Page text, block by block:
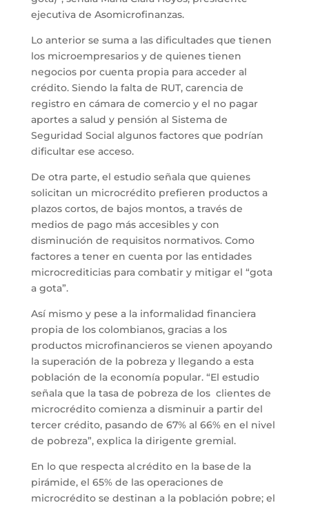
ejecutiva de Asomicrofinanzas.
Lo anterior se suma a las dificultades que tienen
los microempresarios y de quienes tienen
negocios por cuenta propia para acceder al
crédito. Siendo la falta de RUT, carencia de
registro en cámara de comercio y el no pagar
aportes a salud y pensión al Sistema de
Seguridad Social algunos factores que podrían
dificultar ese acceso.
De otra parte, el estudio señala que quienes
solicitan un microcrédito prefieren productos a
plazos cortos, de bajos montos, a través de
medios de pago más accesibles y con
disminución de requisitos normativos. Como
factores a tener en cuenta por las entidades
microcrediticias para combatir y mitigar el “gota
a gota”.
Así mismo y pese a la informalidad financiera
propia de los colombianos, gracias a los
productos microfinancieros se vienen apoyando
la superación de la pobreza y llegando a esta
población de la economía popular. “El estudio
señala que la tasa de pobreza de los clientes de
microcrédito comienza a disminuir a partir del
tercer crédito, pasando de 67% al 66% en el nivel
de pobreza”, explica la dirigente gremial.
En lo que respecta al crédito en la base de la
pirámide​, el 65% de las operaciones de
microcrédito se destinan a la población pobre; el